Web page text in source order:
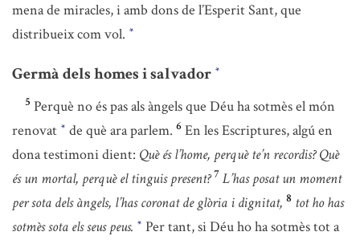
mena de miracles, i amb dons de l’Esperit Sant, que
distribueix com vol. *
Germà dels homes i salvador *
5 Perquè no és pas als àngels que Déu ha sotmès el món
renovat * de què ara parlem. 6 En les Escriptures, algú en
dona testimoni dient: Què és l’home, perquè te’n recordis? Què
és un mortal, perquè el tinguis present? 7 L’has posat un moment
per sota dels àngels, l’has coronat de glòria i dignitat, 8 tot ho has
sotmès sota els seus peus. * Per tant, si Déu ho ha sotmès tot a